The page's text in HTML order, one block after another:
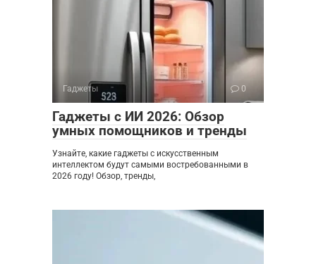
Гаджеты 0
Гаджеты с ИИ 2026: Обзор
умных помощников и тренды
Узнайте, какие гаджеты с искусственным
интеллектом будут самыми востребованными в
2026 году! Обзор, тренды,